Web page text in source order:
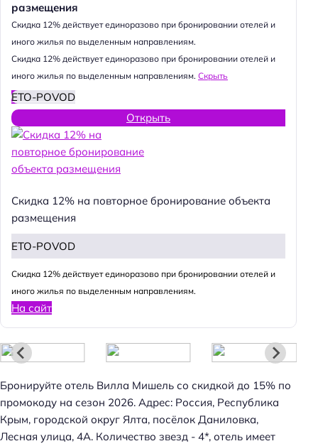
размещения
Cкидка 12% действует единоразово при бронировании отелей и
иного жилья по выделенным направлениям.
Cкидка 12% действует единоразово при бронировании отелей и
иного жилья по выделенным направлениям. Скрыть
ETO-POVOD
Открыть
Скидка 12% на повторное бронирование объекта
размещения
ETO-POVOD
Cкидка 12% действует единоразово при бронировании отелей и
иного жилья по выделенным направлениям.
На сайт
Бронируйте отель Вилла Мишель со скидкой до 15% по
промокоду на сезон 2026. Адрес: Россия, Республика
Крым, городской округ Ялта, посёлок Даниловка,
Лесная улица, 4А. Количество звезд - 4*, отель имеет